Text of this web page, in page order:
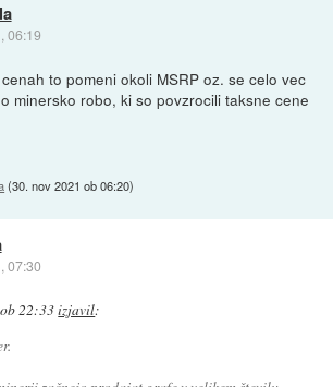
06:19
to pomeni okoli MSRP oz. se celo vec
minersko robo, ki so povzrocili taksne cene
(30. nov 2021 ob 06:20)
07:30
22:33izjavil: